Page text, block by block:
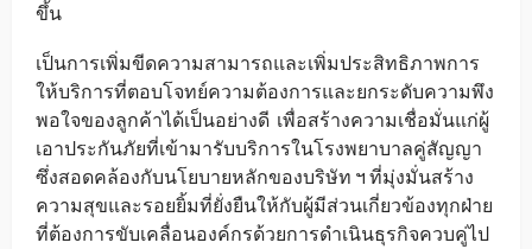
ขึ้น
เป็นการเพิ่มขีดความสามารถและเพิ่มประสิทธิภาพการ
ให้บริการที่ตอบโจทย์ความต้องการและยกระดับความพึง
พอใจของลูกค้าได้เป็นอย่างดี เพื่อสร้างความเชื่อมั่นแก่ผู้
เอาประกันภัยที่เข้ามารับบริการในโรงพยาบาลคู่สัญญา
ซึ่งสอดคล้องกับนโยบายหลักของบริษัท ฯ ที่มุ่งมั่นสร้าง
ความสุขและรอยยิ้มที่ยั่งยืนให้กับผู้มีส่วนเกี่ยวข้องทุกฝ่าย
ที่ต้องการขับเคลื่อนองค์กรด้วยการดำเนินธุรกิจควบคู่ไป